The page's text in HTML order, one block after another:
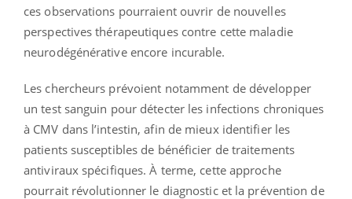
ces observations pourraient ouvrir de nouvelles
perspectives thérapeutiques contre cette maladie
neurodégénérative encore incurable.
Les chercheurs prévoient notamment de développer
un test sanguin pour détecter les infections chroniques
à CMV dans l’intestin, afin de mieux identifier les
patients susceptibles de bénéficier de traitements
antiviraux spécifiques. À terme, cette approche
pourrait révolutionner le diagnostic et la prévention de